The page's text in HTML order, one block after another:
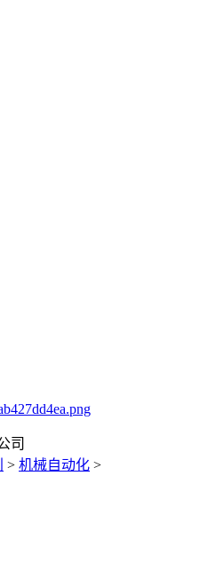
> 机械自动化 >